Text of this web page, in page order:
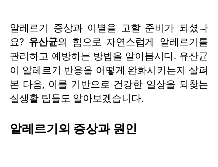
알레르기 증상과 이별을 고할 준비가 되셨나
요? 유산균의 힘으로 자연스럽게 알레르기를
관리하고 예방하는 방법을 알아봅시다. 유산균
이 알레르기 반응을 어떻게 완화시키는지 살펴
본 다음, 이를 기반으로 건강한 일상을 되찾는
실생활 팁들도 알아보겠습니다.
알레르기의 증상과 원인